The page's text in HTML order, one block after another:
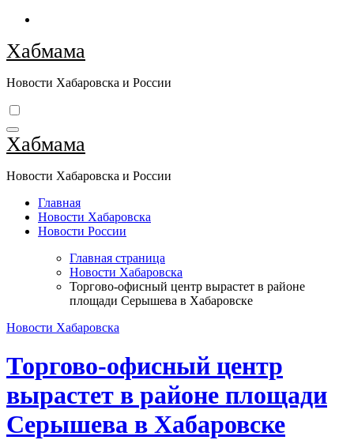
Перейти
содержимому
Хабмама
Новости Хабаровска и России
Хабмама
Новости Хабаровска и России
Главная
Новости Хабаровска
Новости России
Главная страница
Новости Хабаровска
Торгово-офисный центр вырастет в районе
площади Серышева в Хабаровске
Новости Хабаровска
Торгово-офисный центр
вырастет в районе площади
Серышева в Хабаровске